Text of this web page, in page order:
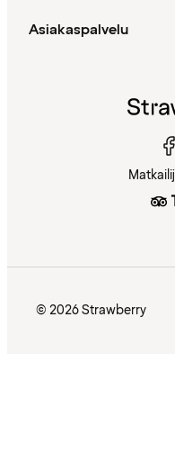
Asiakaspalvelu
© 2026 Strawberry